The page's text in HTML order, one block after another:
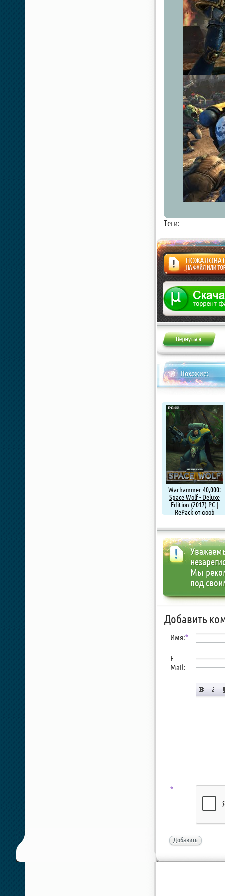
Теги:
Жалоба
Похожие:
Warhammer 40,000:
Space Wolf - Deluxe
Edition (2017) PC |
RePack от qoob
Мы
под
Добавить
Имя:*
E-
Mail:
*
Добавить